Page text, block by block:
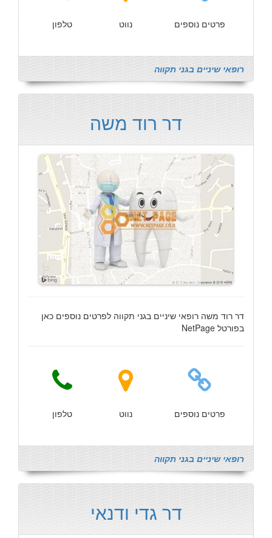
פרטים נוספים נווט טלפון
רופאי שיניים בגני תקווה
דר רוד משה
דר רוד משה רופאי שיניים בגני תקווה לפרטים נוספים כאן
בפורטל NetPage
פרטים נוספים נווט טלפון
רופאי שיניים בגני תקווה
דר גדי ודנאי